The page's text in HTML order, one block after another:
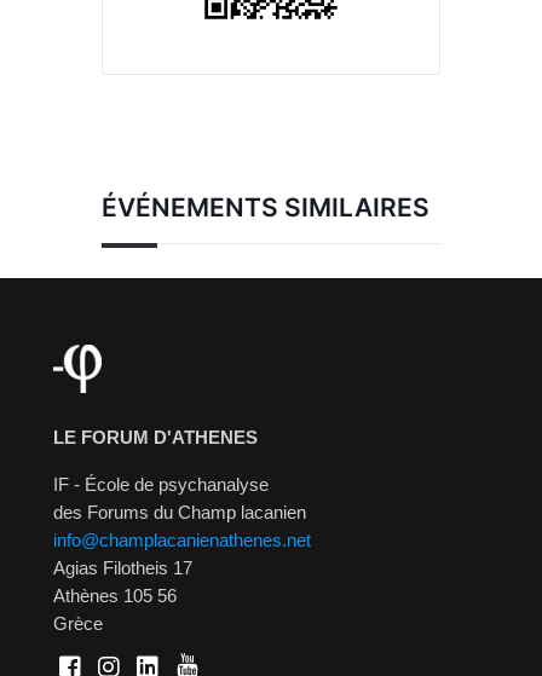
ÉVÉNEMENTS SIMILAIRES
LE FORUM D'ATHENES
IF - École de psychanalyse
des Forums du Champ lacanien
info@champlacanienathenes.net
Agias Filotheis 17
Athènes 105 56
Grèce